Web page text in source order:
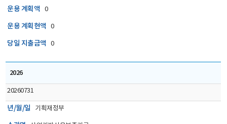
일,
회계명,
세출
사업명,
1)
운용
2)
운용
운용 계획액 0
운용 계획현액 0
당일 지출금액 0
2026
20260731
년/월/일 기획재정부